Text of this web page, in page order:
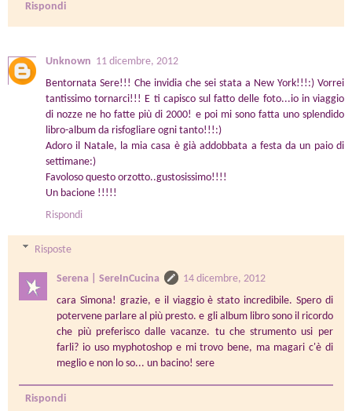
Rispondi
Unknown 11 dicembre, 2012
Bentornata Sere!!! Che invidia che sei stata a New York!!!:) Vorrei
tantissimo tornarci!!! E ti capisco sul fatto delle foto...io in viaggio
di nozze ne ho fatte più di 2000! e poi mi sono fatta uno splendido
libro-album da risfogliare ogni tanto!!!:)
Adoro il Natale, la mia casa è già addobbata a festa da un paio di
settimane:)
Favoloso questo orzotto..gustosissimo!!!!
Un bacione !!!!!
Rispondi
Risposte
Serena | SereInCucina
14 dicembre, 2012
cara Simona! grazie, e il viaggio è stato incredibile. Spero di
potervene parlare al più presto. e gli album libro sono il ricordo
che più preferisco dalle vacanze. tu che strumento usi per
farli? io uso myphotoshop e mi trovo bene, ma magari c'è di
meglio e non lo so... un bacino! sere
Rispondi